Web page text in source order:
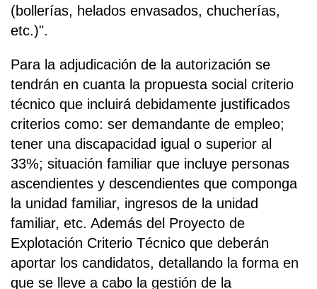
(bollerías, helados envasados, chucherías,
etc.)".
Para la adjudicación de la autorización se
tendrán en cuanta la propuesta social criterio
técnico que incluirá debidamente justificados
criterios como: ser demandante de empleo;
tener una discapacidad igual o superior al
33%; situación familiar que incluye personas
ascendientes y descendientes que componga
la unidad familiar, ingresos de la unidad
familiar, etc. Además del Proyecto de
Explotación Criterio Técnico que deberán
aportar los candidatos, detallando la forma en
que se lleve a cabo la gestión de la